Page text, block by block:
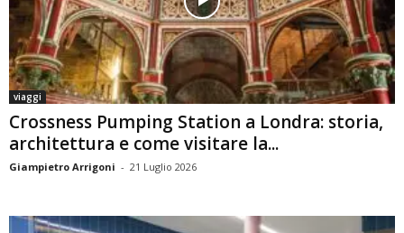
viaggi
Crossness Pumping Station a Londra: storia,
architettura e come visitare la...
Giampietro Arrigoni - 21 Luglio 2026